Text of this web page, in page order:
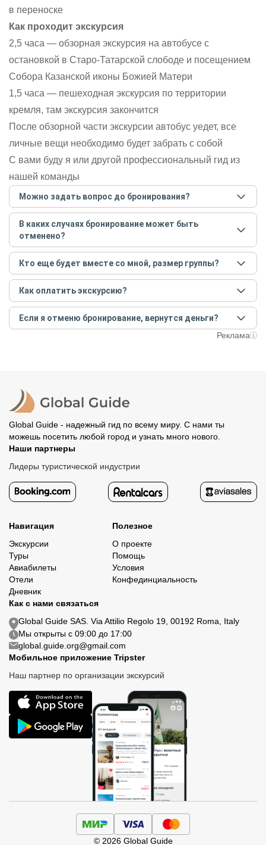
в переноске
Как проходит экскурсия
2,5 часа — обзорная экскурсия на автобусе с
остановкой в Старо-Татарской слободе и посещением
Собора Казанской иконы Божией Матери
1,5 часа — пешеходная экскурсия по территории
кремля, там экскурсия закончится
После обзорной части экскурсии автобус уедет, все
личные вещи необходимо будет забрать с собой
С вами буду я или другой профессиональный гид из
нашей команды
Можно задать вопрос до бронирования?
Достаточно перейти по ссылке «Задать вопрос» и
написать гиду. Платить при этом не нужно. Сначала
согласуйте с гидом интересующие вас вопросы и после
этого бронируйте экскурсию.Задать вопрос.
В каких случаях бронирование может быть
отменено?
Только в случае неблагоприятных погодных условий,
например, если экскурсия на кораблике, а по прогнозу
погоды аномально-сильный ветер. При этом гид
предупредит вас об отмене, а мы вернем предоплату на
карту. Во всех остальных случаях экскурсия состоится.
Кто еще будет вместе со мной, размер группы?
Если экскурсия индивидуальная, гид проведет встречу
только для вас и вашей компании. Если групповая — на
экскурсии будут другие участники, размер зависит от
условий конкретной экскурсии.
Как оплатить экскурсию?
Создайте заказ на удобную дату и время, и внесите
предоплату как можно скорее, чтобы другие
путешественники не заняли ваше место. После этого
организатору напрямую не требуется.
Если я отменю бронирование, вернутся деньги?
При отмене за 48 часов или раньше мы вернем всюРеклама
Global Guide - надежный гид по всему миру. С нами ты
можешь посетить любой город и узнать много нового.
Наши партнеры
Лидеры туристической индустрии
Навигация
Экскурсии
Туры
Авиабилеты
Отели
Дневник
Полезное
О проекте
Помощь
Условия
Конфединциальность
Как с нами связаться
Global Guide SAS. Via Attilio Regolo 19, 00192 Roma, Italy
Мы открыты с 09:00 до 17:00
global.guide.org@gmail.com
Мобильное приложение Tripster
Наш партнер по организации экскурсий
© 2026 Global Guide